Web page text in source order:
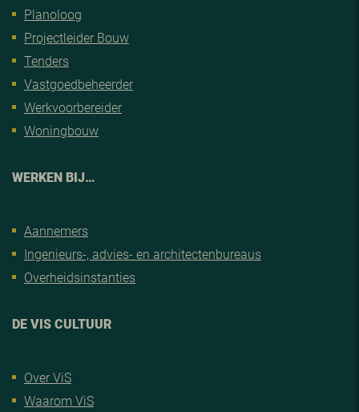
Planoloog
Projectleider Bouw
Tenders
Vastgoedbeheerder
Werkvoorbereider
Woningbouw
WERKEN BIJ…
Aannemers
Ingenieurs-, advies- en architectenbureaus
Overheidsinstanties
DE VIS CULTUUR
Over ViS
Waarom ViS